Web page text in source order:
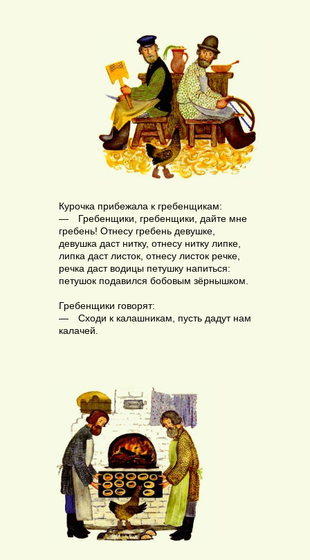
Курочка прибежала к гребенщикам:
— Гребенщики, гребенщики, дайте мне
гребень! Отнесу гребень девушке,
девушка даст нитку, отнесу нитку липке,
липка даст листок, отнесу листок речке,
речка даст водицы петушку напиться:
петушок подавился бобовым зёрнышком.
Гребенщики говорят:
— Сходи к калашникам, пусть дадут нам
калачей.